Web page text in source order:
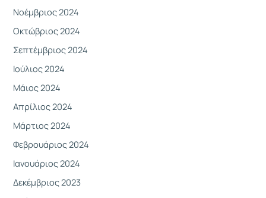
Νοέμβριος 2024
Οκτώβριος 2024
Σεπτέμβριος 2024
Ιούλιος 2024
Μάιος 2024
Απρίλιος 2024
Μάρτιος 2024
Φεβρουάριος 2024
Ιανουάριος 2024
Δεκέμβριος 2023